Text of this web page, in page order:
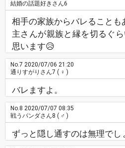
結婚の話題好きさん6
相手の家族からバレることも
主さんが親族と縁を切るぐ
思います😥
No.7 2020/07/06 21:20
通りすがりさん7 ( ♀ )
バレますよ。
No.8 2020/07/07 08:35
戦うパンダさん8 ( ♂ )
ずっと隠し通すのは無理でし